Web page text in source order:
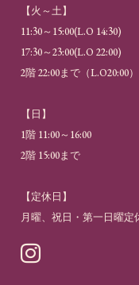
【火～土】
11:30～15:00(L.O 14:30)
17:30～23:00(L.O 22:00)
2階 22:00まで（L.O20:00）
【日】
1階 11:00～16:00
2階 15:00まで
【定休日】
月曜、祝日・第一日曜定
